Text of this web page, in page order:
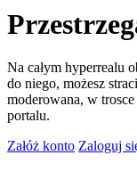
Na całym hyperrealu
do niego, możesz
moderowana, w
portalu.
Załóż konto Zaloguj